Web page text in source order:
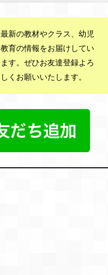
最新の教材やクラス、幼児
教育の情報をお届けしてい
ます。ぜひお友達登録よろ
しくお願いいたします。